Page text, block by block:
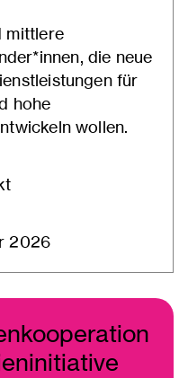
mittlere
die neue
für
hohe
wollen.
2026